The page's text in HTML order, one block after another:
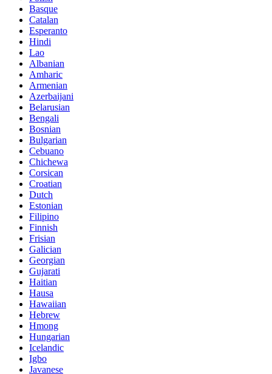
Basque
Catalan
Esperanto
Hindi
Lao
Albanian
Amharic
Armenian
Azerbaijani
Belarusian
Bengali
Bosnian
Bulgarian
Cebuano
Chichewa
Corsican
Croatian
Dutch
Estonian
Filipino
Finnish
Frisian
Galician
Georgian
Gujarati
Haitian
Hausa
Hawaiian
Hebrew
Hmong
Hungarian
Icelandic
Igbo
Javanese